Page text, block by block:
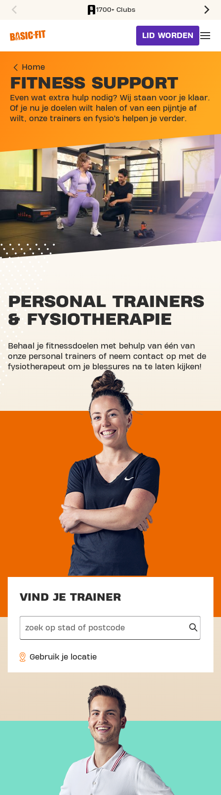
1700+ Clubs
LID WORDEN
Home
FITNESS SUPPORT
Even wat extra hulp nodig? Wij staan voor je klaar.
Of je nu je doelen wilt halen of van een pijntje af
wilt, onze trainers en fysio’s helpen je verder.
PERSONAL TRAINERS
& FYSIOTHERAPIE
Behaal je fitnessdoelen met behulp van één van
onze personal trainers of neem contact op met de
fysiotherapeut om je blessures na te laten kijken!
VIND JE TRAINER
search
Gebruik je locatie